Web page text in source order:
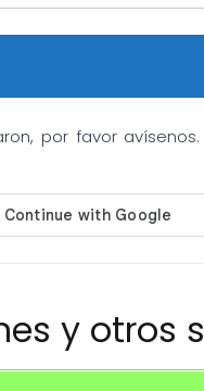
por favor
y otros